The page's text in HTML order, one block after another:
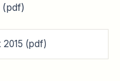
(pdf)
2015 (pdf)